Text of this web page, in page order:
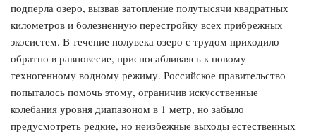
подперла озеро, вызвав затопление полутысячи квадратных
километров и болезненную перестройку всех прибрежных
экосистем. В течение полувека озеро с трудом приходило
обратно в равновесие, приспосабливаясь к новому
техногенному водному режиму. Российское правительство
попыталось помочь этому, ограничив искусственные
колебания уровня диапазоном в 1 метр, но забыло
предусмотреть редкие, но неизбежные выходы естественных